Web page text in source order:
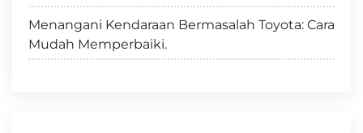
Menangani Kendaraan Bermasalah Toyota: Cara
Mudah Memperbaiki.